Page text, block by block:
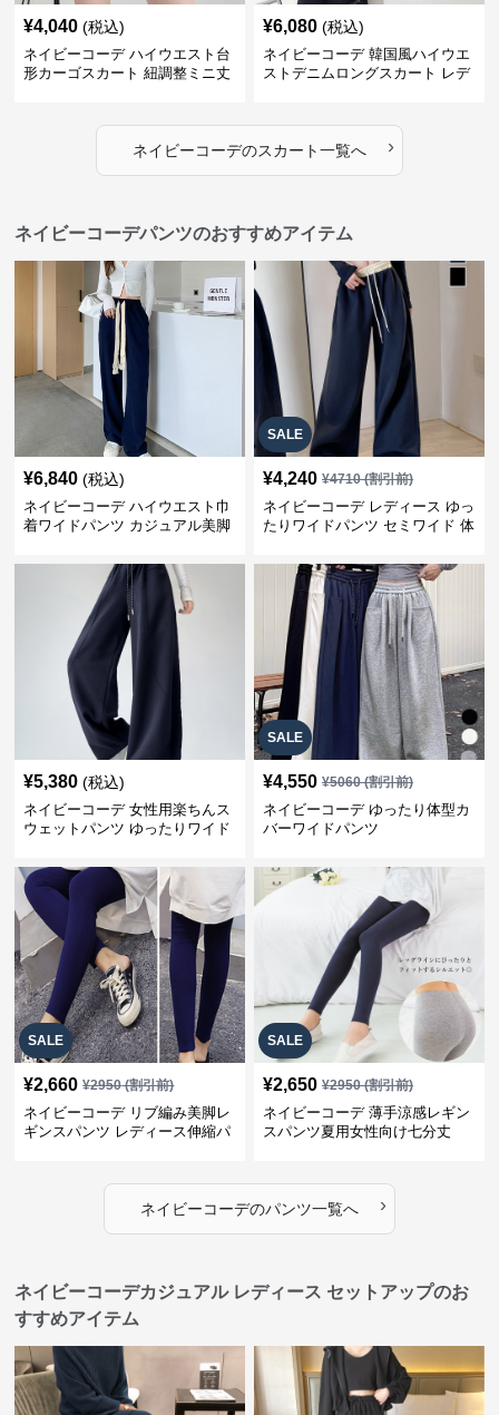
¥4,040 (税込)
ネイビーコーデ ハイウエスト台
形カーゴスカート 紐調整ミニ丈
¥6,080 (税込)
ネイビーコーデ 韓国風ハイウエ
ストデニムロングスカート レデ
ネイビーコーデのスカート一覧へ ›
ネイビーコーデパンツのおすすめアイテム
¥6,840 (税込)
ネイビーコーデ ハイウエスト巾
着ワイドパンツ カジュアル美脚
SALE
¥4,240 ¥4710(割引前)
ネイビーコーデ レディース ゆっ
たりワイドパンツ セミワイド 体
¥5,380 (税込)
ネイビーコーデ 女性用楽ちんス
ウェットパンツ ゆったりワイド
SALE
¥4,550 ¥5060(割引前)
ネイビーコーデ ゆったり体型カ
バーワイドパンツ
SALE
¥2,660 ¥2950(割引前)
ネイビーコーデ リブ編み美脚レ
ギンスパンツ レディース伸縮パ
SALE
¥2,650 ¥2950(割引前)
ネイビーコーデ 薄手涼感レギン
スパンツ夏用女性向け七分丈
ネイビーコーデのパンツ一覧へ ›
ネイビーコーデカジュアル レディース セットアップのお
すすめアイテム